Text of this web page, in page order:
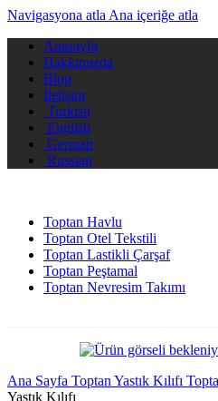
Navigasyona atla Ana içeriğe atla
Anasayfa
Hakkımızda
Blog
İletişim
Turkish
English
German
Russian
Toptan Havlu
Toptan Otel Tekstili
Toptan Lastikli Çarşaf
Toptan Peştamal
Toptan Nevresim Takımı
Ana Sayfa Toptan Yastık Kılıfı
Yastık Kılıfı